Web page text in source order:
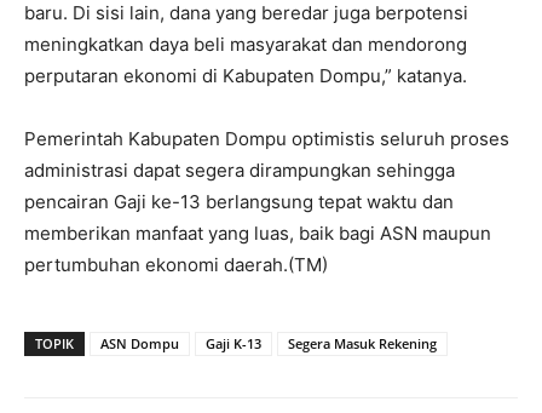
baru. Di sisi lain, dana yang beredar juga berpotensi
meningkatkan daya beli masyarakat dan mendorong
perputaran ekonomi di Kabupaten Dompu,” katanya.
Pemerintah Kabupaten Dompu optimistis seluruh proses
administrasi dapat segera dirampungkan sehingga
pencairan Gaji ke-13 berlangsung tepat waktu dan
memberikan manfaat yang luas, baik bagi ASN maupun
pertumbuhan ekonomi daerah.(TM)
TOPIK ASN Dompu Gaji K-13 Segera Masuk Rekening